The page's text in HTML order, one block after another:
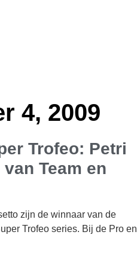
4, 2009
Trofeo: Petri
Team en
zijn de winnaar van de
Trofeo series. Bij de Pro en